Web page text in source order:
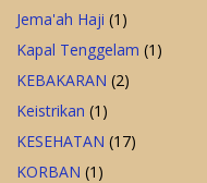
Jema'ah Haji (1)
Kapal Tenggelam (1)
KEBAKARAN (2)
Keistrikan (1)
KESEHATAN (17)
KORBAN (1)